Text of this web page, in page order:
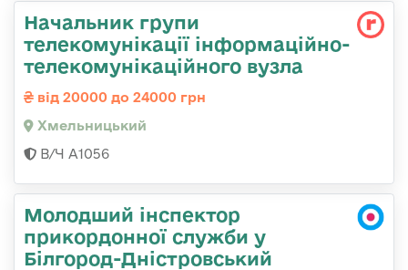
Начальник групи
телекомунікації інформаційно-
телекомунікаційного вузла
від 20000 до 24000 грн
Хмельницький
В/Ч А1056
Молодший інспектор
прикордонної служби у
Білгород-Дністровський